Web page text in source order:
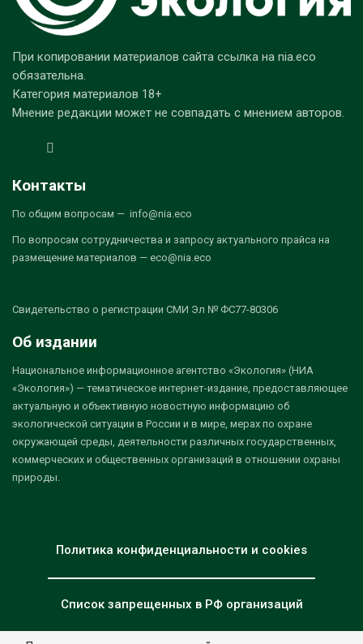
При копировании материалов сайта ссылка на nia.eco
обязательна.
Категория материалов 18+
Мнение редакции может не совпадать с мнением авторов.
Контакты
По общим вопросам — info@nia.eco
По вопросам сотрудничества и запросу актуального прайса на
размещение материалов — eco@nia.eco
Свидетельство о регистрации СМИ Эл № ФС77-80306
Об издании
Национальное информационное агентство «Экология» (НИА
«Экология») — тематическое интернет-издание, предоставляющее
актуальную и объективную новостную информацию об
экологической ситуации в России и в мире, мерах по охране
окружающей среды, деятельности различных государственных,
коммерческих и общественных организаций в отношении охраны
природы.
Политика конфиденциальности и cookies
Список запрещенных в РФ организаций